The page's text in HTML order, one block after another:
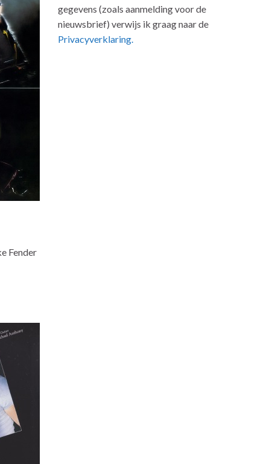
Fender
gegevens (zoals aanmelding voor de
nieuwsbrief) verwijs ik graag naar de
Privacyverklaring.